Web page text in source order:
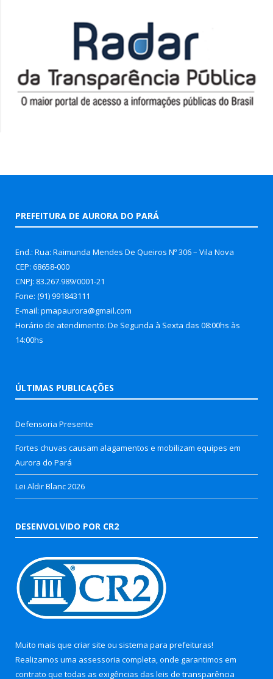
PREFEITURA DE AURORA DO PARÁ
End.: Rua: Raimunda Mendes De Queiros Nº 306 – Vila Nova
CEP: 68658-000
CNPJ: 83.267.989/0001-21
Fone: (91) 991843111
E-mail: pmapaurora@gmail.com
Horário de atendimento: De Segunda à Sexta das 08:00hs às
14:00hs
ÚLTIMAS PUBLICAÇÕES
Defensoria Presente
Fortes chuvas causam alagamentos e mobilizam equipes em
Aurora do Pará
Lei Aldir Blanc 2026
DESENVOLVIDO POR CR2
Muito mais que criar site ou sistema para prefeituras!
Realizamos uma assessoria completa, onde garantimos em
contrato que todas as exigências das leis de transparência